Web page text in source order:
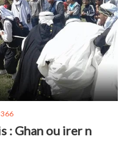
366
: Ghan ou irer n